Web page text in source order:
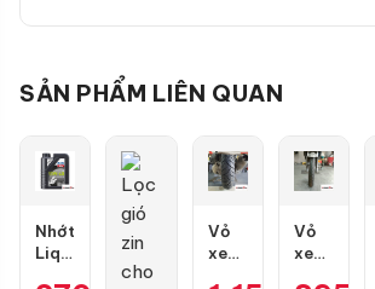
SẢN PHẨM LIÊN QUAN
Nhớt
Liqui
Vỏ
xe
Vỏ
xe